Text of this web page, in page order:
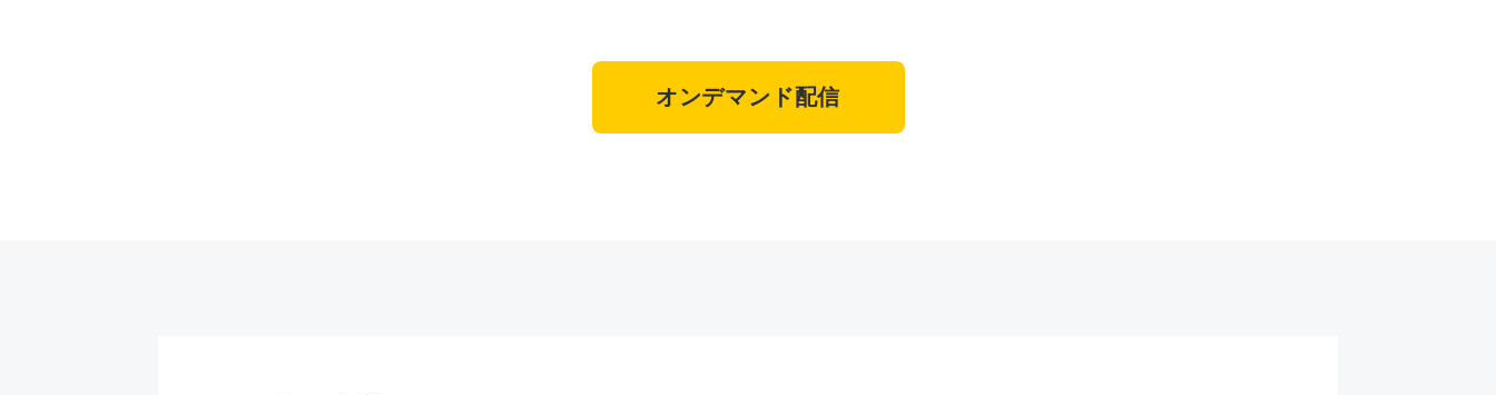
オンデマンド配信